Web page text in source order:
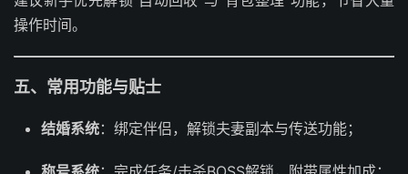
操作时间。
五、常用功能与贴士
结婚系统：绑定伴侣，解锁夫妻副本与传送功能；